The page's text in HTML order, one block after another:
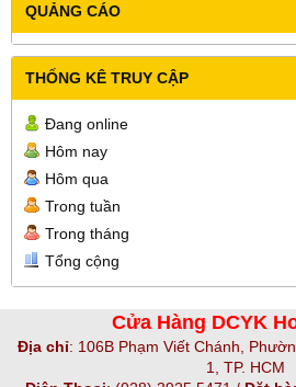
QUẢNG CÁO
THỐNG KÊ TRUY CẬP
Đang online
Hôm nay
Hôm qua
Trong tuần
Trong tháng
Tổng cộng
Cửa Hàng DCYK
Địa chỉ: 106B Phạm Viết Chánh,
1, TP. HCM